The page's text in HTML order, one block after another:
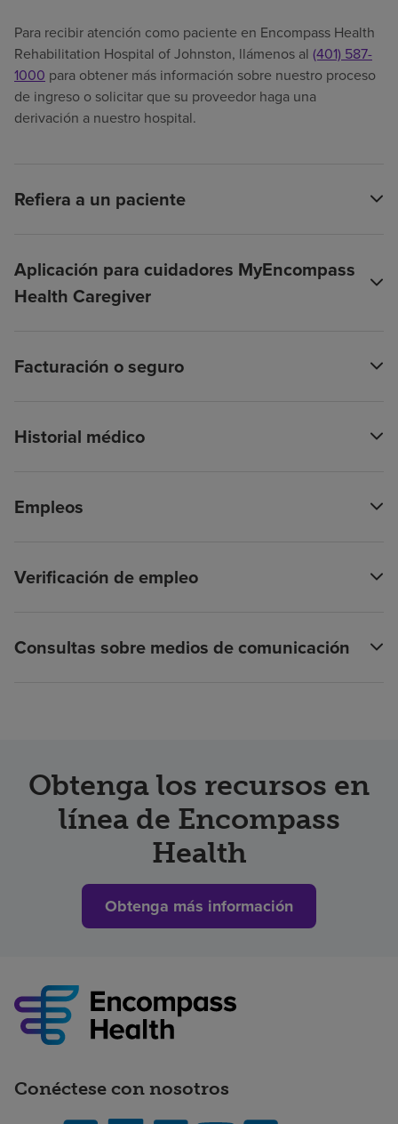
Para recibir atención como paciente en Encompass Health
Rehabilitation Hospital of Johnston, llámenos al (401) 587-
1000 para obtener más información sobre nuestro proceso
de ingreso o solicitar que su proveedor haga una
derivación a nuestro hospital.
Refiera a un paciente
Aplicación para cuidadores MyEncompass
Health Caregiver
Facturación o seguro
Historial médico
Empleos
Verificación de empleo
Consultas sobre medios de comunicación
Obtenga los recursos en
línea de Encompass
Health
Obtenga más información
Conéctese con nosotros